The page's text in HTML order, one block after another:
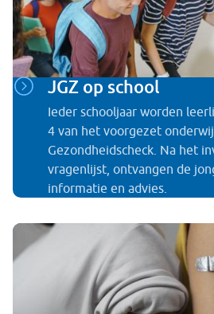
JGZ op school
Ieder schooljaar worden
4 van het voorgezet
Gezondheidscheck. Na het
vragenlijst, ontvangen de
informatie en advies.